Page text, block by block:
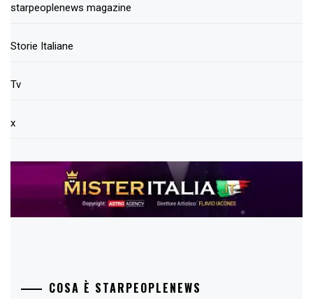
starpeoplenews magazine
Storie Italiane
Tv
x
COSA È STARPEOPLENEWS